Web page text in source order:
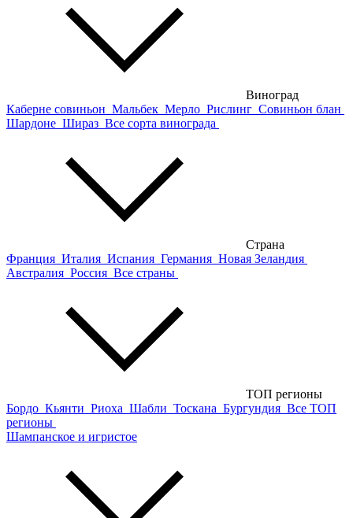
Виноград
Каберне совиньон Мальбек Мерло Рислинг Совиньон блан
Шардоне Шираз Все сорта винограда
Страна
Франция Италия Испания Германия Новая Зеландия
Австралия Россия Все страны
ТОП регионы
Бордо Кьянти Риоха Шабли Тоскана Бургундия Все ТОП
регионы
Шампанское и игристое